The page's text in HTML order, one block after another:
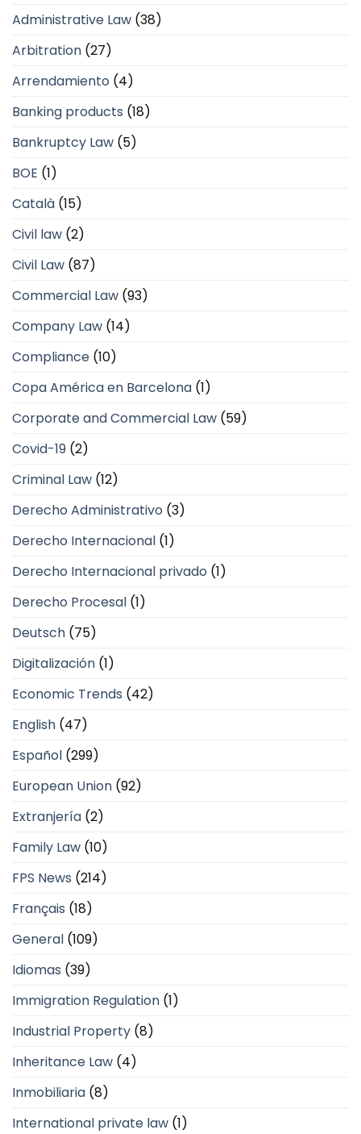
Administrative Law (38)
Arbitration (27)
Arrendamiento (4)
Banking products (18)
Bankruptcy Law (5)
BOE (1)
Català (15)
Civil law (2)
Civil Law (87)
Commercial Law (93)
Company Law (14)
Compliance (10)
Copa América en Barcelona (1)
Corporate and Commercial Law (59)
Covid-19 (2)
Criminal Law (12)
Derecho Administrativo (3)
Derecho Internacional (1)
Derecho Internacional privado (1)
Derecho Procesal (1)
Deutsch (75)
Digitalización (1)
Economic Trends (42)
English (47)
Español (299)
European Union (92)
Extranjería (2)
Family Law (10)
FPS News (214)
Français (18)
General (109)
Idiomas (39)
Immigration Regulation (1)
Industrial Property (8)
Inheritance Law (4)
Inmobiliaria (8)
International private law (1)